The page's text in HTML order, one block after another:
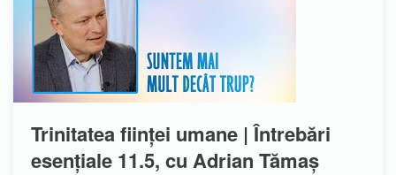
Trinitatea ființei umane | Întrebări
esențiale 11.5, cu Adrian Tămaș